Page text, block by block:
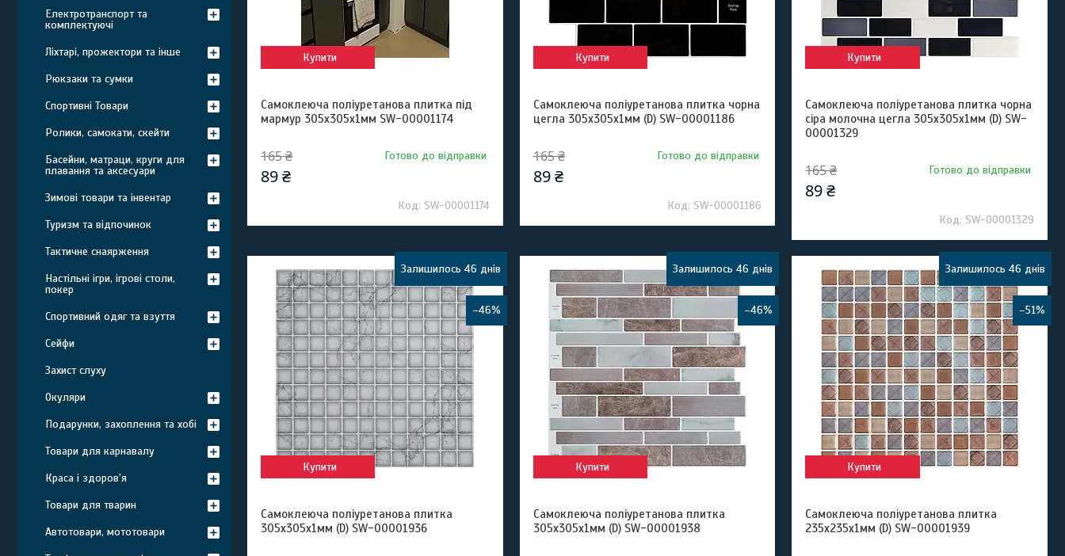
Купити
Самоклеюча поліуретанова плитка під
мармур 305х305х1мм SW-00001174
165 ₴
89 ₴
Готово до відправки
SW-00001174
Купити
Самоклеюча поліуретанова плитка чорна
цегла 305х305х1мм (D) SW-00001186
165 ₴
89 ₴
Готово до відправки
SW-00001186
Купити
Самоклеюча поліуретанова плитка чорна
сіра молочна цегла 305х305х1мм (D) SW-
00001329
165 ₴
89 ₴
Готово до відправки
SW-00001329
–46%
Залишилось 46 днів
Купити
Самоклеюча поліуретанова плитка
305х305х1мм (D) SW-00001936
–46%
Залишилось 46 днів
Купити
Самоклеюча поліуретанова плитка
305х305х1мм (D) SW-00001938
–51%
Залишилось 46 днів
Купити
Самоклеюча поліуретанова плитка
235х235х1мм (D) SW-00001939
Електротранспорт та
комплектуючі
Ліхтарі, прожектори та інше
Рюкзаки та сумки
Спортивні Товари
Ролики, самокати, скейти
Басейни, матраци, круги для
плавання та аксесуари
Зимові товари та інвентар
Туризм та відпочинок
Тактичне снаярження
Настільні ігри, ігрові столи,
покер
Спортивний одяг та взуття
Сейфи
Захист слуху
Окуляри
Подарунки, захоплення та хобі
Товари для карнавалу
Краса і здоров'я
Товари для тварин
Автотовари, мототовари